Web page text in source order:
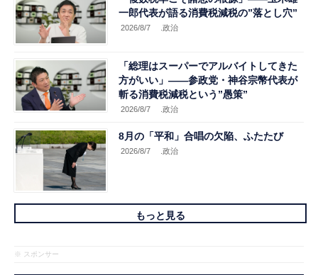
一郎代表が語る消費税減税の”落とし穴”
2026/8/7 .政治
「総理はスーパーでアルバイトしてきた
方がいい」――参政党・神谷宗幣代表が
斬る消費税減税という”愚策”
2026/8/7 .政治
8月の「平和」合唱の欠陥、ふたたび
2026/8/7 .政治
もっと見る
※ スポンサー